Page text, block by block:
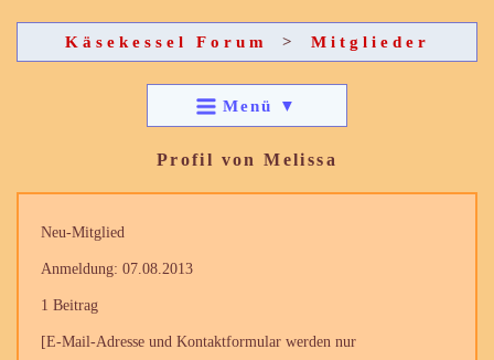
Käsekessel Forum > Mitglieder
Menü ▼
Profil von Melissa
Neu-Mitglied
Anmeldung: 07.08.2013
1 Beitrag
[E-Mail-Adresse und Kontaktformular werden nur